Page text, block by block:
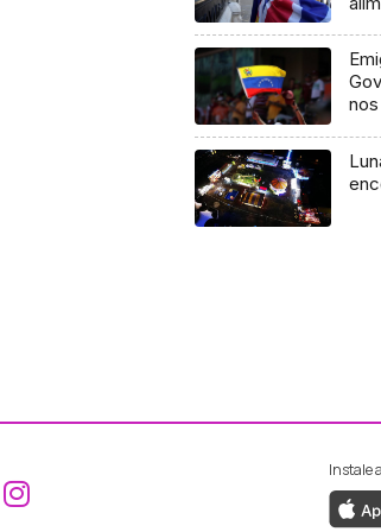
Luna
Aceder ao Facebook da
Aceder ao Instagram da
Instale